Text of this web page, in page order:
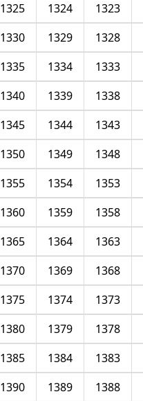
1323
1324
1325
1328
1329
1330
1333
1334
1335
1338
1339
1340
1343
1344
1345
1348
1349
1350
1353
1354
1355
1358
1359
1360
1363
1364
1365
1368
1369
1370
1373
1374
1375
1378
1379
1380
1383
1384
1385
1388
1389
1390